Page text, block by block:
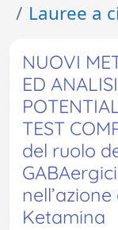
Lauree a
NUOVI
ED
TEST
del ruolo
Ketamina